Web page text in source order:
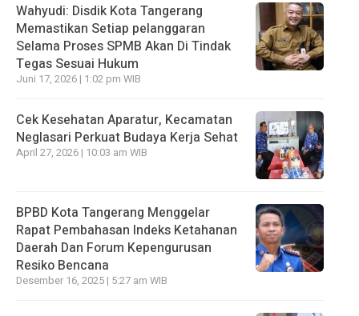
Wahyudi: Disdik Kota Tangerang
Memastikan Setiap pelanggaran
Selama Proses SPMB Akan Di Tindak
Tegas Sesuai Hukum
Juni 17, 2026 | 1:02 pm WIB
Cek Kesehatan Aparatur, Kecamatan
Neglasari Perkuat Budaya Kerja Sehat
April 27, 2026 | 10:03 am WIB
BPBD Kota Tangerang Menggelar
Rapat Pembahasan lndeks Ketahanan
Daerah Dan Forum Kepengurusan
Resiko Bencana
Desember 16, 2025 | 5:27 am WIB